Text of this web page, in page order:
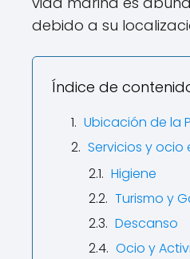
debido a su
Índice de
Ubicación de la
Servicios y ocio
Higiene
Turismo y
Descanso
Ocio y